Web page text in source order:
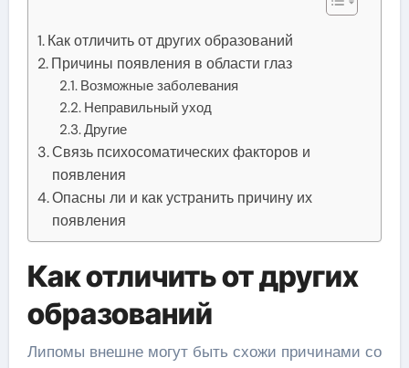
Как отличить от других образований
Причины появления в области глаз
Возможные заболевания
Неправильный уход
Другие
Связь психосоматических факторов и
появления
Опасны ли и как устранить причину их
появления
Как отличить от других
образований
Липомы внешне могут быть схожи причинами со